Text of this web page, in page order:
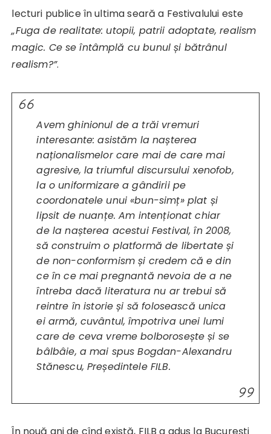
lecturi publice în ultima seară a Festivalului este
„Fuga de realitate: utopii, patrii adoptate, realism
magic. Ce se întâmplă cu bunul și bătrânul
realism?”.
Avem ghinionul de a trăi vremuri
interesante: asistăm la nașterea
naționalismelor care mai de care mai
agresive, la triumful discursului xenofob,
la o uniformizare a gândirii pe
coordonatele unui «bun-simț» plat și
lipsit de nuanțe. Am intenționat chiar
de la nașterea acestui Festival, în 2008,
să construim o platformă de libertate și
de non-conformism și credem că e din
ce în ce mai pregnantă nevoia de a ne
întreba dacă literatura nu ar trebui să
reintre în istorie și să folosească unica
ei armă, cuvântul, împotriva unei lumi
care de ceva vreme bolborosește și se
bâlbâie, a mai spus Bogdan-Alexandru
Stănescu, Președintele FILB.